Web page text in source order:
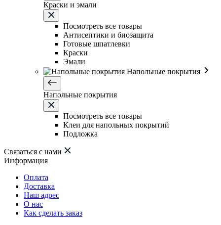
Краски и эмали
Посмотреть все товары
Антисептики и биозащита
Готовые шпатлевки
Краски
Эмали
Напольные покрытия
Напольные покрытия
Посмотреть все товары
Клеи для напольных покрытий
Подложка
Связаться с нами
Информация
Оплата
Доставка
Наш адрес
О нас
Как сделать заказ